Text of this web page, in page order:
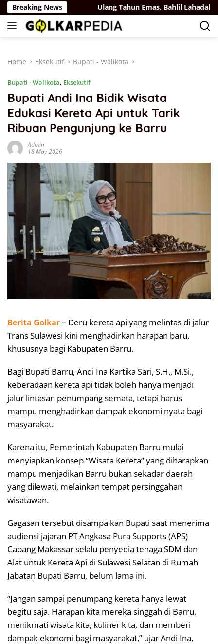
Skip
to
content
Breaking News
Belaya Rus Ulang Tahun Emas, Bahlil Lahadalia
Home Eksekutif Bupati - Walikota
Bupati - Walikota, Eksekutif
Bupati Andi Ina Bidik Wisata
Edukasi Kereta Api untuk Tarik
Ribuan Pengunjung ke Barru
Admin
18 May 2026
Berita Golkar– Deru kereta api yang melintas di jalur
Trans Sulawesi kini menghadirkan harapan baru,
khususnya bagi Kabupaten Barru.
Bagi Bupati Barru, Andi Ina Kartika Sari, S.H., M.Si.,
keberadaan kereta api tidak boleh hanya menjadi
jalur lintasan penumpang semata, tetapi harus
mampu menghadirkan dampak ekonomi nyata bagi
masyarakat.
Karena itu, Pemerintah Kabupaten Barru mulai
menyiapkan konsep “Wisata Kereta” yang diharapkan
mampu menjadikan Barru bukan sekadar daerah
yang dilewati, melainkan tempat persinggahan
wisatawan.
Gagasan tersebut disampaikan Bupati saat menerima
audiensi jajaran PT Angkasa Pura Supports (APS)
Cabang Makassar selalu penyedia tenaga SDM dan
Alat untuk Kereta Api di Sulawesi Selatan di Rumah
Jabatan Bupati Barru, belum lama ini.
“Jangan sampai penumpang kereta hanya lewat
begitu saja. Harapan kita mereka singgah di Barru,
menikmati wisata kita, kuliner kita, dan memberi
dampak ekonomi bagi masyarakat,” ujar Andi Ina,